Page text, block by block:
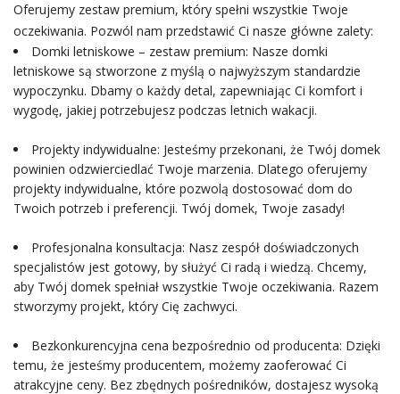
Oferujemy zestaw premium, który spełni wszystkie Twoje
oczekiwania. Pozwól nam przedstawić Ci nasze główne zalety:
Domki letniskowe – zestaw premium: Nasze domki
letniskowe są stworzone z myślą o najwyższym standardzie
wypoczynku. Dbamy o każdy detal, zapewniając Ci komfort i
wygodę, jakiej potrzebujesz podczas letnich wakacji.
Projekty indywidualne: Jesteśmy przekonani, że Twój domek
powinien odzwierciedlać Twoje marzenia. Dlatego oferujemy
projekty indywidualne, które pozwolą dostosować dom do
Twoich potrzeb i preferencji. Twój domek, Twoje zasady!
Profesjonalna konsultacja: Nasz zespół doświadczonych
specjalistów jest gotowy, by służyć Ci radą i wiedzą. Chcemy,
aby Twój domek spełniał wszystkie Twoje oczekiwania. Razem
stworzymy projekt, który Cię zachwyci.
Bezkonkurencyjna cena bezpośrednio od producenta: Dzięki
temu, że jesteśmy producentem, możemy zaoferować Ci
atrakcyjne ceny. Bez zbędnych pośredników, dostajesz wysoką